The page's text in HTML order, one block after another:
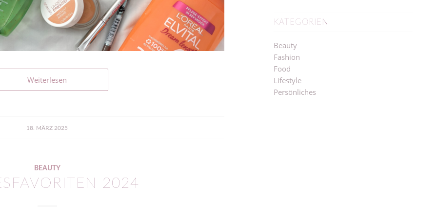
Weiterlesen
18. MÄRZ 2025
BEAUTY
2024
KATEGORIEN
Beauty
Fashion
Food
Lifestyle
Persönliches